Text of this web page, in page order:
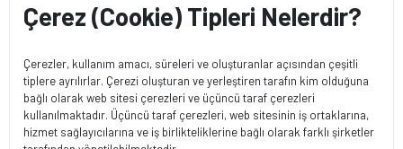
Çerez (Cookie) Tipleri Nelerdir?
Çerezler, kullanım amacı, süreleri ve oluşturanlar açısından çeşitli
tiplere ayrılırlar. Çerezi oluşturan ve yerleştiren tarafın kim olduğuna
bağlı olarak web sitesi çerezleri ve üçüncü taraf çerezleri
kullanılmaktadır. Üçüncü taraf çerezleri, web sitesinin iş ortaklarına,
hizmet sağlayıcılarına ve iş birlikteliklerine bağlı olarak farklı şirketler